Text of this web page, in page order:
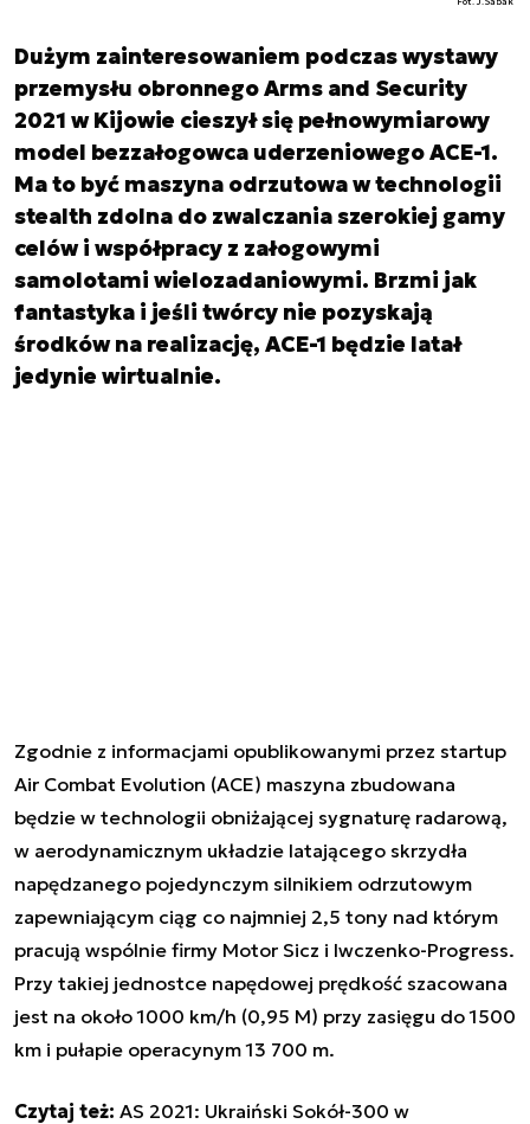
Dużym zainteresowaniem podczas wystawy
przemysłu obronnego Arms and Security
2021 w Kijowie cieszył się pełnowymiarowy
model bezzałogowca uderzeniowego ACE-1.
Ma to być maszyna odrzutowa w technologii
stealth zdolna do zwalczania szerokiej gamy
celów i współpracy z załogowymi
samolotami wielozadaniowymi. Brzmi jak
fantastyka i jeśli twórcy nie pozyskają
środków na realizację, ACE-1 będzie latał
jedynie wirtualnie.
Zgodnie z informacjami opublikowanymi przez startup
Air Combat Evolution (ACE) maszyna zbudowana
będzie w technologii obniżającej sygnaturę radarową,
w aerodynamicznym układzie latającego skrzydła
napędzanego pojedynczym silnikiem odrzutowym
zapewniającym ciąg co najmniej 2,5 tony nad którym
pracują wspólnie firmy Motor Sicz i Iwczenko-Progress.
Przy takiej jednostce napędowej prędkość szacowana
jest na około 1000 km/h (0,95 M) przy zasięgu do 1500
km i pułapie operacynym 13 700 m.
Czytaj też: AS 2021: Ukraiński Sokół-300 w